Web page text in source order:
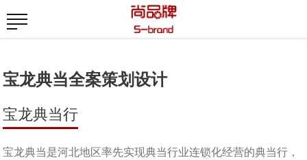
宝龙典当全案策划设计
宝龙典当行
宝龙典当是河北地区率先实现典当行业连锁化经营的典当行，